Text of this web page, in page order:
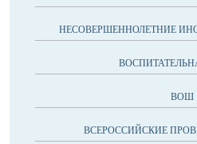
НЕСОВЕРШЕННОЛЕТНИЕ
ВОШ
ВСЕРОССИЙСКИЕ